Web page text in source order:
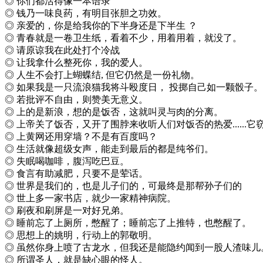
◎ 钱乃一味良药，有明目张胆之功效。
◎ 亲爱的，你是给我你的下半身还是下半生 ？
◎ 青春就是一卷卫生纸，看着不少，用着用着，就没了。
◎ 请原谅我在此处打个冷战
◎ 让我拿什么整死你，我的爱人。
◎ 人生不会打上蝴蝶结, 但它仍然是一份礼物。
◎ 如果我是一只流浪猫我将斗殴度日， 投掷自己如一颗骰子。
◎ 若批评不自由，则赞美无意义。
◎ 上的是新浪，想的是饭否，这就叫灵与肉的分离。
◎ 上帝关了饭否，又开了围脖来收听人们对饭否的热爱......它窃
◎ 上黄网还用穿墙？不是有百度吗？
◎ 生活就像超级女声，能走到最后的都是纯爷们。
◎ 失眠喝咖啡，腹泻吃巴豆。
◎ 食言有助减肥，只要不是荤话。
◎ 世界是我们的，也是儿子们的，可最终是那帮孙子们的
◎ 世上多一家书店，就少一家精神病院。
◎ 刷夜和刷屏是一对好兄弟。
◎ 睡前忘了上厕所，憋醒了；睡前忘了上推特，也憋醒了。
◎ 思想上的姚明，行动上的郭敬明。
◎ 虽然你身上喷了古龙水，但我还是能隐约闻到一股人渣味儿
◎ 所谓圣人，就是缺心眼的怪人。